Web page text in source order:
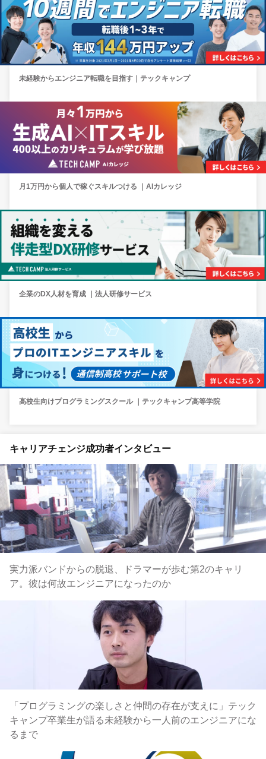
未経験からエンジニア転職を目指す｜テックキャンプ
月1万円から個人で稼ぐスキルつける ｜AIカレッジ
企業のDX人材を育成 ｜法人研修サービス
高校生向けプログラミングスクール ｜テックキャンプ高等学院
キャリアチェンジ成功者インタビュー
実力派バンドからの脱退、ドラマーが歩む第2のキャリ
ア。彼は何故エンジニアになったのか
「プログラミングの楽しさと仲間の存在が支えに」テック
キャンプ卒業生が語る未経験から一人前のエンジニアにな
るまで